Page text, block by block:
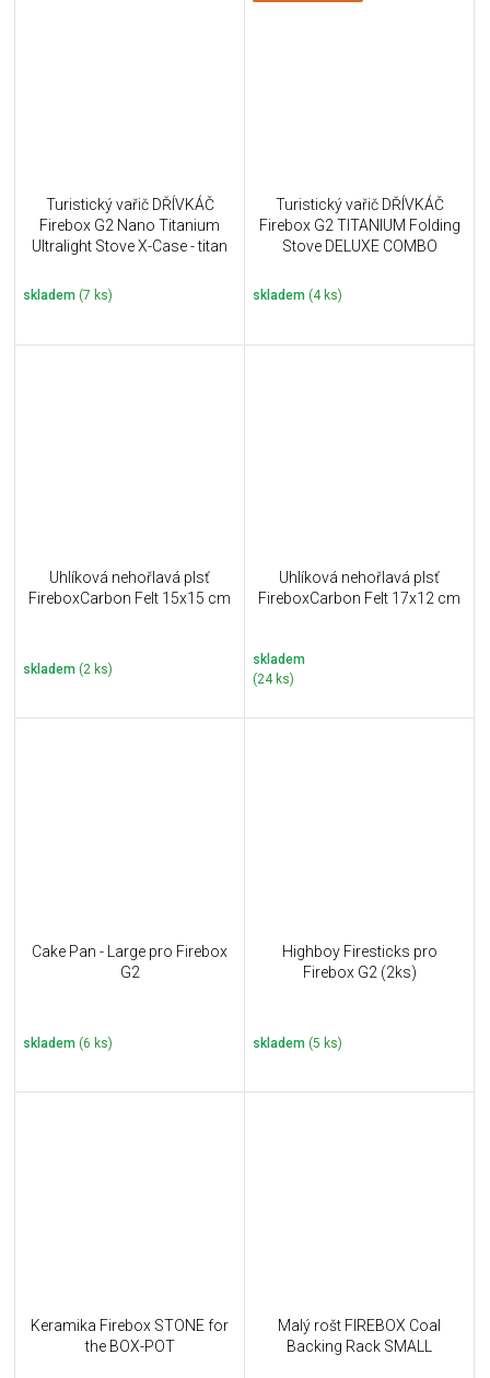
Turistický vařič DŘÍVKÁČ
Firebox G2 Nano Titanium
Ultralight Stove X-Case - titan
skladem (7 ks)
Turistický vařič DŘÍVKÁČ
Firebox G2 TITANIUM Folding
Stove DELUXE COMBO
skladem (4 ks)
Uhlíková nehořlavá plsť
FireboxCarbon Felt 15x15 cm
skladem (2 ks)
Uhlíková nehořlavá plsť
FireboxCarbon Felt 17x12 cm
skladem
(24 ks)
Cake Pan - Large pro Firebox
G2
skladem (6 ks)
Highboy Firesticks pro
Firebox G2 (2ks)
skladem (5 ks)
Keramika Firebox STONE for
the BOX-POT
Malý rošt FIREBOX Coal
Backing Rack SMALL